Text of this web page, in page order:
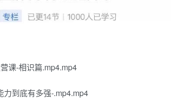
课-相识篇.mp4.mp4
力到底有多强-.mp4.mp4